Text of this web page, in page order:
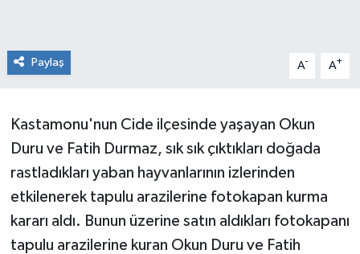
Paylaş A- A+
Kastamonu'nun Cide ilçesinde yaşayan Okun
Duru ve Fatih Durmaz, sık sık çıktıkları doğada
rastladıkları yaban hayvanlarının izlerinden
etkilenerek tapulu arazilerine fotokapan kurma
kararı aldı. Bunun üzerine satın aldıkları fotokapanı
tapulu arazilerine kuran Okun Duru ve Fatih